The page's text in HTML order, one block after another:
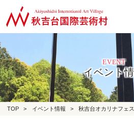
EVENT
イベント
TOP > イベント情報 > 秋吉台オカリナフェス